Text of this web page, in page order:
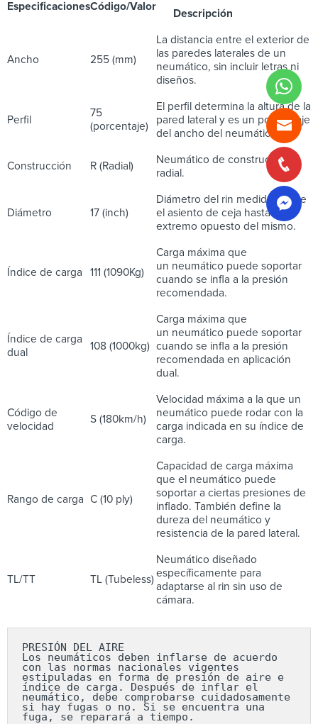
EspecificacionesCódigo/Valor
Descripción
Ancho 255 (mm)
La distancia entre el exterior de
las paredes laterales de un
neumático, sin incluir letras ni
diseños.
Perfil
75
(porcentaje)
El perfil determina la altura de la
pared lateral y es un porcentaje
del ancho del neumático.
Construcción R (Radial)
Neumático de construcción
radial.
Diámetro 17 (inch)
Diámetro del rin medido desde
el asiento de ceja hasta el
extremo opuesto del mismo.
Índice de carga 111 (1090Kg)
Carga máxima que
un neumático puede soportar
cuando se infla a la presión
recomendada.
Índice de carga
dual
108 (1000kg)
Carga máxima que
un neumático puede soportar
cuando se infla a la presión
recomendada en aplicación
dual.
Código de
velocidad
S (180km/h)
Velocidad máxima a la que un
neumático puede rodar con la
carga indicada en su índice de
carga.
Rango de carga C (10 ply)
Capacidad de carga máxima
que el neumático puede
soportar a ciertas presiones de
inflado. También define la
dureza del neumático y
resistencia de la pared lateral.
TL/TT TL (Tubeless)
Neumático diseñado
específicamente para
adaptarse al rin sin uso de
cámara.
PRESIÓN DEL AIRE
Los neumáticos deben inflarse de acuerdo
con las normas nacionales vigentes
estipuladas en forma de presión de aire e
índice de carga. Después de inflar el
neumático, debe comprobarse cuidadosamente
si hay fugas o no. Si se encuentra una
fuga, se reparará a tiempo.